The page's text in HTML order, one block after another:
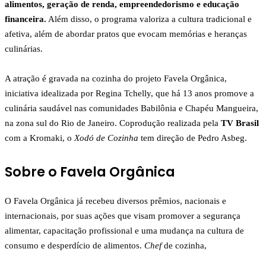
alimentos, geração de renda, empreendedorismo e educação
financeira. Além disso, o programa valoriza a cultura tradicional e
afetiva, além de abordar pratos que evocam memórias e heranças
culinárias.
A atração é gravada na cozinha do projeto Favela Orgânica,
iniciativa idealizada por Regina Tchelly, que há 13 anos promove a
culinária saudável nas comunidades Babilônia e Chapéu Mangueira,
na zona sul do Rio de Janeiro. Coprodução realizada pela TV Brasil
com a Kromaki, o Xodó de Cozinha tem direção de Pedro Asbeg.
Sobre o Favela Orgânica
O Favela Orgânica já recebeu diversos prêmios, nacionais e
internacionais, por suas ações que visam promover a segurança
alimentar, capacitação profissional e uma mudança na cultura de
consumo e desperdício de alimentos. Chefde cozinha,